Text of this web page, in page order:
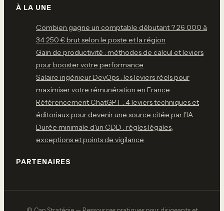
À LA UNE
Combien gagne un comptable débutant ? 26 000 à
34 250 € brut selon le poste et la région
Gain de productivité : méthodes de calcul et leviers
pour booster votre performance
Salaire ingénieur DevOps : les leviers réels pour
maximiser votre rémunération en France
Référencement ChatGPT : 4 leviers techniques et
éditoriaux pour devenir une source citée par l'IA
Durée minimale d'un CDD : règles légales,
exceptions et points de vigilance
PARTENAIRES